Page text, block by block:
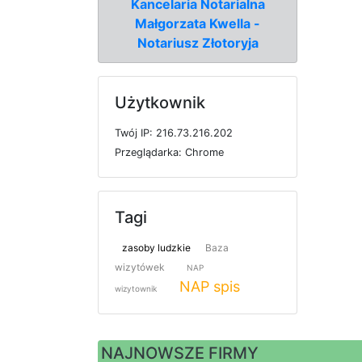
Kancelaria Notarialna
Małgorzata Kwella -
Notariusz Złotoryja
Użytkownik
Twój IP: 216.73.216.202
Przeglądarka: Chrome
Tagi
zasoby ludzkie
Baza
wizytówek
NAP
wizytownik NAP spis
NAJNOWSZE FIRMY